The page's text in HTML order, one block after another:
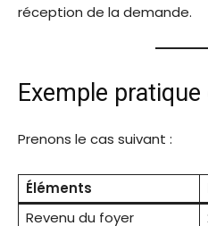
réception de la demande.
Exemple pratique
Prenons le cas suivant :
Éléments
Revenu du foyer